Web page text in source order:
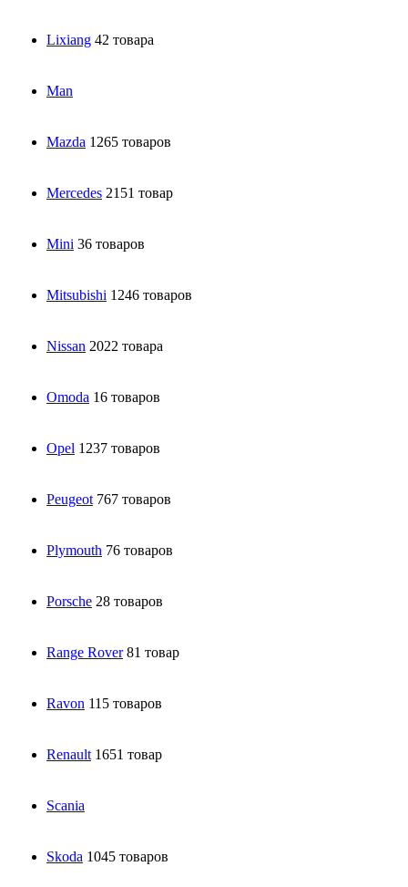
Lixiang 42 товара
Man
Mazda 1265 товаров
Mercedes 2151 товар
Mini 36 товаров
Mitsubishi 1246 товаров
Nissan 2022 товара
Omoda 16 товаров
Opel 1237 товаров
Peugeot 767 товаров
Plymouth 76 товаров
Porsche 28 товаров
Range Rover 81 товар
Ravon 115 товаров
Renault 1651 товар
Scania
Skoda 1045 товаров